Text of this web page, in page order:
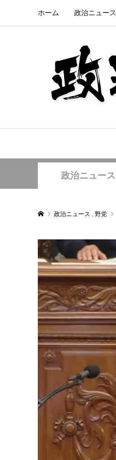
ホーム 政治ニュース
政治ニュース
政治ニュース , 野党